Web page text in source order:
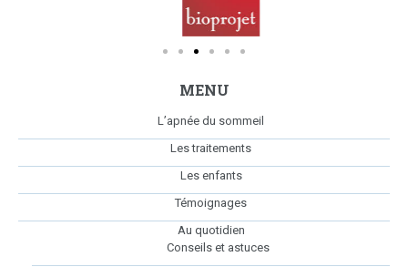
MENU
L’apnée du sommeil
Les traitements
Les enfants
Témoignages
Au quotidien
Conseils et astuces